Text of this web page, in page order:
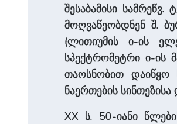
შესაბამისი
მოღვაწეობდნენ შ.
(ლითიუმის ი-ის
სპექტრომეტრი ი-ის
თაოსნობით დაიწყო
ნაერთების
XX ს. 50-იანი